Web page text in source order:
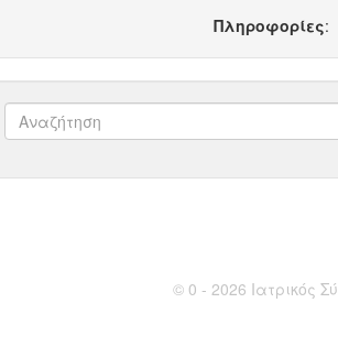
Πληροφορίες:
© 0 - 2026 Ιατρικός